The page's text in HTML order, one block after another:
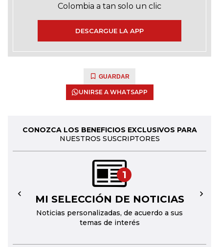
Colombia a tan solo un clic
DESCARGUE LA APP
GUARDAR
UNIRSE A WHATSAPP
CONOZCA LOS BENEFICIOS EXCLUSIVOS PARA
NUESTROS SUSCRIPTORES
1
MI SELECCIÓN DE NOTICIAS
Noticias personalizadas, de acuerdo a sus
temas de interés
← →